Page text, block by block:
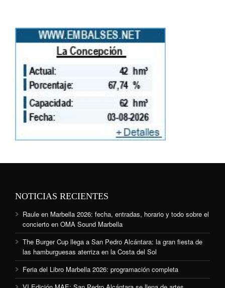
NOTICIAS RECIENTES
Raule en Marbella 2026: fecha, entradas, horario y todo sobre el
concierto en OMA Sound Marbella
The Burger Cup llega a San Pedro Alcántara: la gran fiesta de
las hamburguesas aterriza en la Costa del Sol
Feria del Libro Marbella 2026: programación completa